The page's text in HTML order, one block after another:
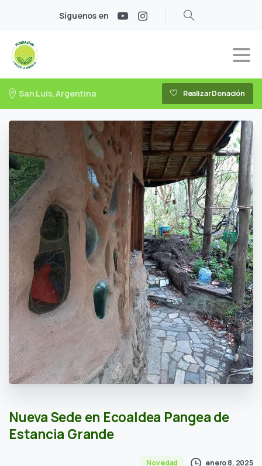
Síguenos en
San Luis, Argentina Realizar Donación
NuevaSede en Ecoaldea Pangeade
Estancia Grande
Novedad enero 8, 2025